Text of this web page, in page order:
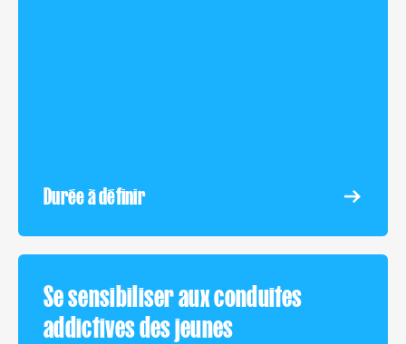
Durée à définir
Se sensibiliser aux conduites
addictives des jeunes